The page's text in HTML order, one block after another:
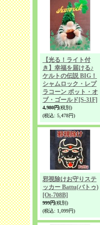
【光る！ライト付
き】幸福を届ける♪
ケルトの伝説 BIG！
シャムロック・レプ
ラコーン ポット・オ
ブ・ゴールド [S-31F]
4,980円(税別)
(税込: 5,478円)
邪視除けお守りステ
ッカー Battu(バトゥ)
[Ot-708B]
999円(税別)
(税込: 1,099円)